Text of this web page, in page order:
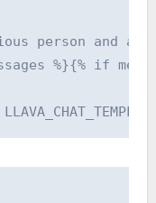
person and a
%}{% if